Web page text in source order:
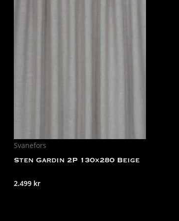
Svanefors
Sten Gardin 2P 130×280 Beige
2.499 kr